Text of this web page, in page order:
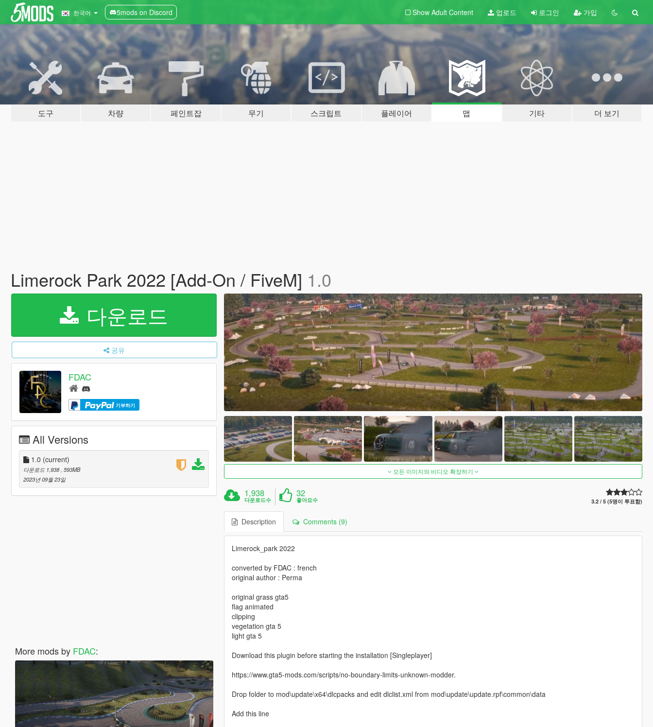
한국어 5mods on Discord Show Adult Content 업로드 로그인 가입
도구 차량 페인트잡 무기 스크립트 플레이어 맵 기타 더 보기
Limerock Park 2022 [Add-On / FiveM] 1.0
다운로드
공유
FDAC
기부하기
All Versions
1.0 (current)
다운로드 1,938 , 593MB
2023년 09월 23일
More mods by FDAC:
모든 이미지와 비디오 확장하기
1,938
다운로드수
32
좋아요수 3.2 / 5 (5명이 투표함)
Description Comments (9)
Limerock_park 2022
converted by FDAC : french
original author : Perma
original grass gta5
flag animated
clipping
vegetation gta 5
light gta 5
Download this plugin before starting the installation [Singleplayer]
https://www.gta5-mods.com/scripts/no-boundary-limits-unknown-modder.
Drop folder to mod\update\x64\dlcpacks and edit dlclist.xml from mod\update\update.rpf\common\data
Add this line